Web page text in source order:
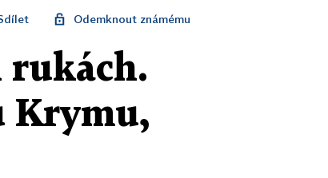
Odemknout známému
rukách.
Krymu,